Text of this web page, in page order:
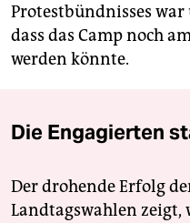
Protestbündnisses
dass das Camp noch
werden könnte.
Die Engagierten
Der drohende Erfolg
Landtagswahlen zeigt,